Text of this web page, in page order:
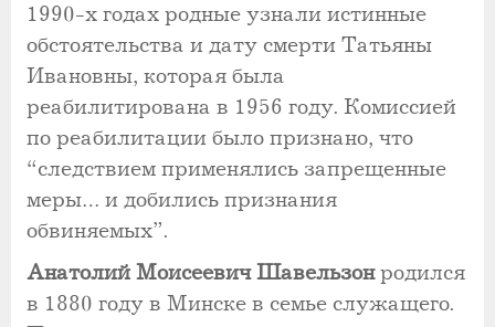
1990-х годах родные узнали истинные
обстоятельства и дату смерти Татьяны
Ивановны, которая была
реабилитирована в 1956 году. Комиссией
по реабилитации было признано, что
“следствием применялись запрещенные
меры… и добились признания
обвиняемых”.
Анатолий Моисеевич Шавельзонродился
в 1880 году в Минске в семье служащего.